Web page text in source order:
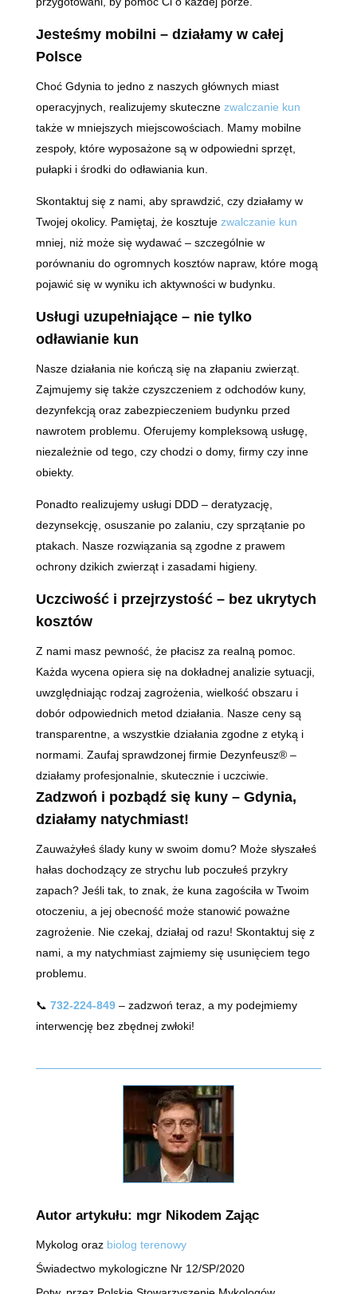
Jesteśmy mobilni – działamy w całej
Polsce
Choć Gdynia to jedno z naszych głównych miast
operacyjnych, realizujemy skuteczne zwalczanie kun
także w mniejszych miejscowościach. Mamy mobilne
zespoły, które wyposażone są w odpowiedni sprzęt,
pułapki i środki do odławiania kun.
Skontaktuj się z nami, aby sprawdzić, czy działamy w
Twojej okolicy. Pamiętaj, że kosztuje zwalczanie kun
mniej, niż może się wydawać – szczególnie w
porównaniu do ogromnych kosztów napraw, które mogą
pojawić się w wyniku ich aktywności w budynku.
Usługi uzupełniające – nie tylko
odławianie kun
Nasze działania nie kończą się na złapaniu zwierząt.
Zajmujemy się także czyszczeniem z odchodów kuny,
dezynfekcją oraz zabezpieczeniem budynku przed
nawrotem problemu. Oferujemy kompleksową usługę,
niezależnie od tego, czy chodzi o domy, firmy czy inne
obiekty.
Ponadto realizujemy usługi DDD – deratyzację,
dezynsekcję, osuszanie po zalaniu, czy sprzątanie po
ptakach. Nasze rozwiązania są zgodne z prawem
ochrony dzikich zwierząt i zasadami higieny.
Uczciwość i przejrzystość – bez ukrytych
kosztów
Z nami masz pewność, że płacisz za realną pomoc.
Każda wycena opiera się na dokładnej analizie sytuacji,
uwzględniając rodzaj zagrożenia, wielkość obszaru i
dobór odpowiednich metod działania. Nasze ceny są
transparentne, a wszystkie działania zgodne z etyką i
normami. Zaufaj sprawdzonej firmie Dezynfeusz® –
działamy profesjonalnie, skutecznie i uczciwie.
Zadzwoń i pozbądź się kuny – Gdynia,
działamy natychmiast!
Zauważyłeś ślady kuny w swoim domu? Może słyszałeś
hałas dochodzący ze strychu lub poczułeś przykry
zapach? Jeśli tak, to znak, że kuna zagościła w Twoim
otoczeniu, a jej obecność może stanowić poważne
zagrożenie. Nie czekaj, działaj od razu! Skontaktuj się z
nami, a my natychmiast zajmiemy się usunięciem tego
problemu.
📞 732-224-849– zadzwoń teraz, a my podejmiemy
interwencję bez zbędnej zwłoki!
Autor artykułu: mgr Nikodem Zając
Mykolog oraz biolog terenowy
Świadectwo mykologiczne Nr 12/SP/2020